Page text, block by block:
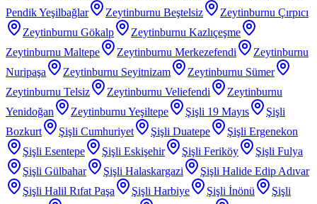
Pendik Yeşilbağlar
Zeytinburnu Beştelsiz
Zeytinburnu Çırpıcı
Zeytinburnu Gökalp
Zeytinburnu Kazlıçeşme
Zeytinburnu Maltepe
Zeytinburnu Merkezefendi
Zeytinburnu
Nuripaşa
Zeytinburnu Seyitnizam
Zeytinburnu Sümer
Zeytinburnu Telsiz
Zeytinburnu Veliefendi
Zeytinburnu
Yenidoğan
Zeytinburnu Yeşiltepe Şişli 19 Mayıs
Şişli
Bozkurt
Şişli Cumhuriyet Şişli Duatepe
Şişli Ergenekon
Şişli Esentepe
Şişli Eskişehir Şişli Feriköy
Şişli Fulya
Şişli Gülbahar
Şişli Halaskargazi
Şişli Halide Edip Adıvar
Şişli Halil Rıfat Paşa
Şişli Harbiye Şişli İnönü
Şişli